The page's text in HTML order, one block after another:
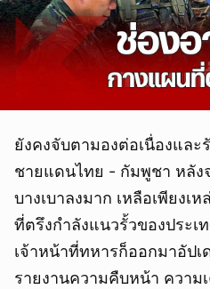
ยังคงจับตามองต่อเนื่องแล
ชายแดนไทย - กัมพูชา หลัง
บางเบาลงมาก เหลือเพียงเ
ที่ตรึงกำลังแนวรั้วของประเ
เจ้าหน้าที่ทหารก็ออกมาอัป
รายงานความคืบหน้า ความ